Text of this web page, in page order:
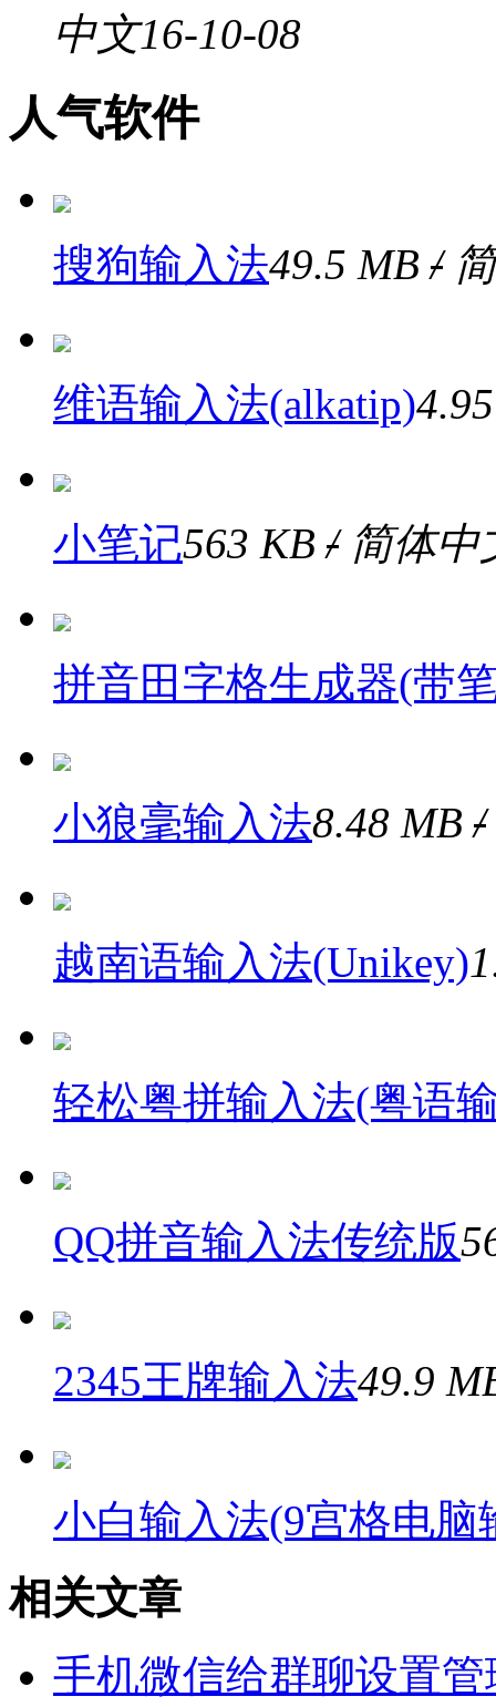
中文16-10-08
人气软件
搜狗输入法49.5 MB/
维语输入法(alkatip)
小笔记563 KB/简体中
拼音田字格生成器(带
小狼毫输入法8.48 MB/
越南语输入法(Unikey)
轻松粤拼输入法(粤语
QQ拼音输入法传统版
2345王牌输入法49.9
小白输入法(9宫格电脑
相关文章
手机微信给群聊设置